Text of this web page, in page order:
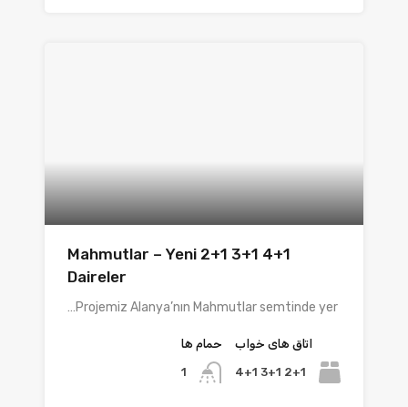
Mahmutlar – Yeni 2+1 3+1 4+1
Daireler
Projemiz Alanya’nın Mahmutlar semtinde yer…
اتاق های خواب
2+1 3+1 4+1
حمام ها
1